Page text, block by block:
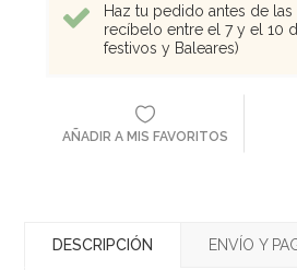
Haz tu pedido antes de
recíbelo entre el 7 y el 10
festivos y Baleares)
AÑADIR A MIS FAVORITOS
DESCRIPCIÓN ENVÍO Y